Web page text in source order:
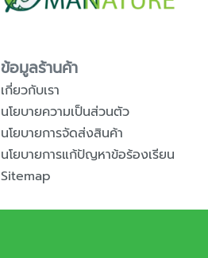
ข้อมูลร้านค้า
เกี่ยวกับเรา
นโยบายความเป็นส่วนตัว
นโยบายการจัดส่งสินค้า
นโยบายการแก้ปัญหาข้อร้องเรียน
Sitemap